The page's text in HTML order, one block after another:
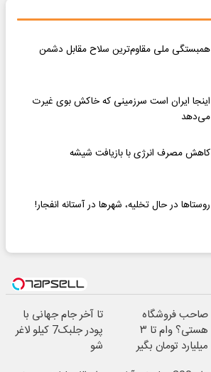
همبستگی ملی مقاوم‌ترین سلاح مقابل دشمن
اینجا ایران است سرزمینی که خاکش بوی غیرت
می‌دهد
کاهش مصرف انرژی با بازیافت شیشه
روستاها در حال تخلیه، شهرها در آستانه انفجار!
صاحب فروشگاه
هستی؟ وام تا ۳
میلیارد تومان بگیر
تا آخر جام جهانی با
پودر جلبک7 کیلو لاغر
شو